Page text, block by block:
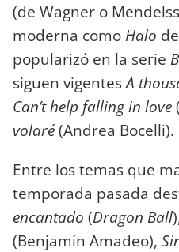
(de Wagner o
moderna como Halo
popularizó en la serie
siguen vigentesA
Can’t help falling in love
volaré(Andrea Bocelli).
Entre los temas que
temporada pasada
encantado (Dragon Ball
(Benjamín Amadeo),